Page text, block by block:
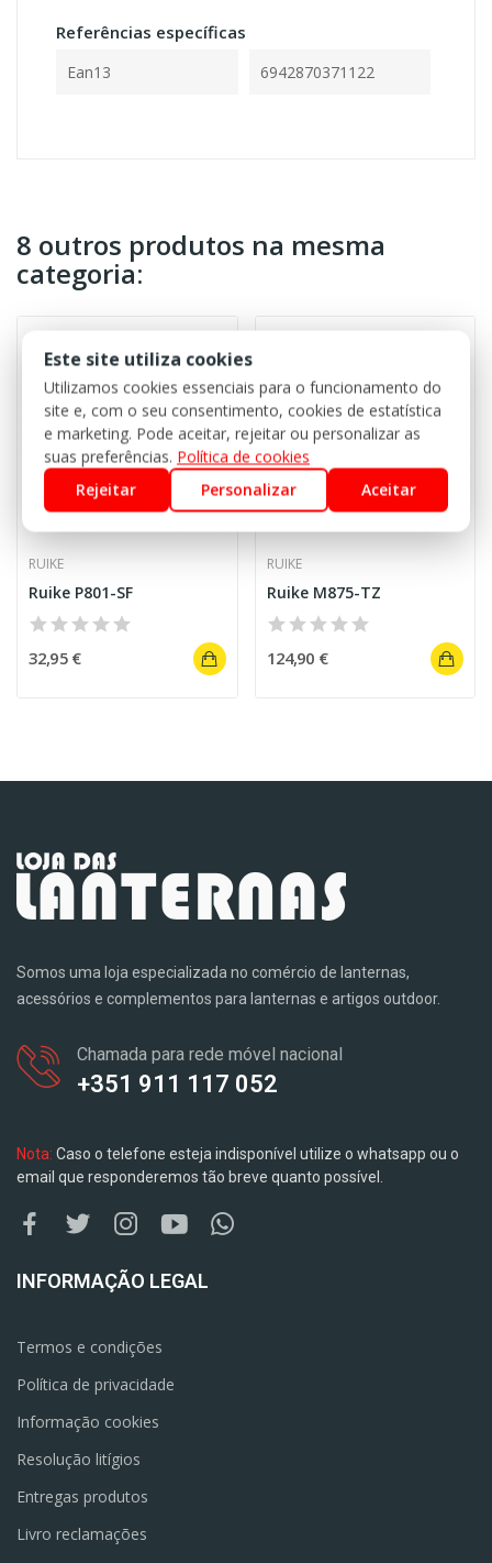
Referências específicas
Ean13 6942870371122
8 outros produtos na mesma
categoria:
RUIKE
Ruike P801-SF
32,95 €
RUIKE
Ruike M875-TZ
124,90 €
Somos uma loja especializada no comércio de lanternas,
acessórios e complementos para lanternas e artigos outdoor.
Chamada para rede móvel nacional
+351 911 117 052
Nota: Caso o telefone esteja indisponível utilize o whatsapp ou o
email que responderemos tão breve quanto possível.
INFORMAÇÃO LEGAL
Termos e condições
Política de privacidade
Informação cookies
Resolução litígios
Entregas produtos
Livro reclamações
Este site utiliza cookies
Utilizamos cookies essenciais para o funcionamento do
site e, com o seu consentimento, cookies de estatística
e marketing. Pode aceitar, rejeitar ou personalizar as
suas preferências. Política de cookies
Rejeitar
Personalizar Aceitar